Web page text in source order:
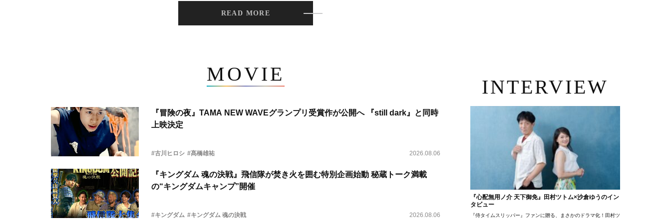
READ MORE
MOVIE
『冒険の夜』TAMA NEW WAVEグランプリ受賞作が公開へ 『still dark』と同時
上映決定
#古川ヒロシ #髙橋雄祐 2026.08.06
『キングダム 魂の決戦』飛信隊が焚き火を囲む特別企画始動 秘蔵トーク満載
の“キングダムキャンプ”開催
#キングダム #キングダム 魂の決戦 2026.08.06
INTERVIEW
『心配無用ノ介 天下御免』田村ツトム×沙倉ゆうのイン
タビュー
『侍タイムスリッパー』ファンに贈る、まさかのドラマ化！田村ツトム×沙倉ゆうのが語